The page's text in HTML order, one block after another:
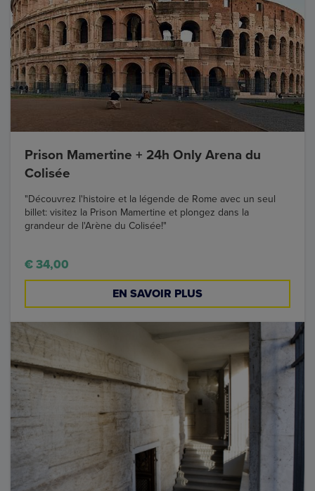
Prison Mamertine + 24h Only Arena du
Colisée
"Découvrez l'histoire et la légende de Rome avec un seul
billet: visitez la Prison Mamertine et plongez dans la
grandeur de l'Arène du Colisée!"
€ 34,00
EN SAVOIR PLUS